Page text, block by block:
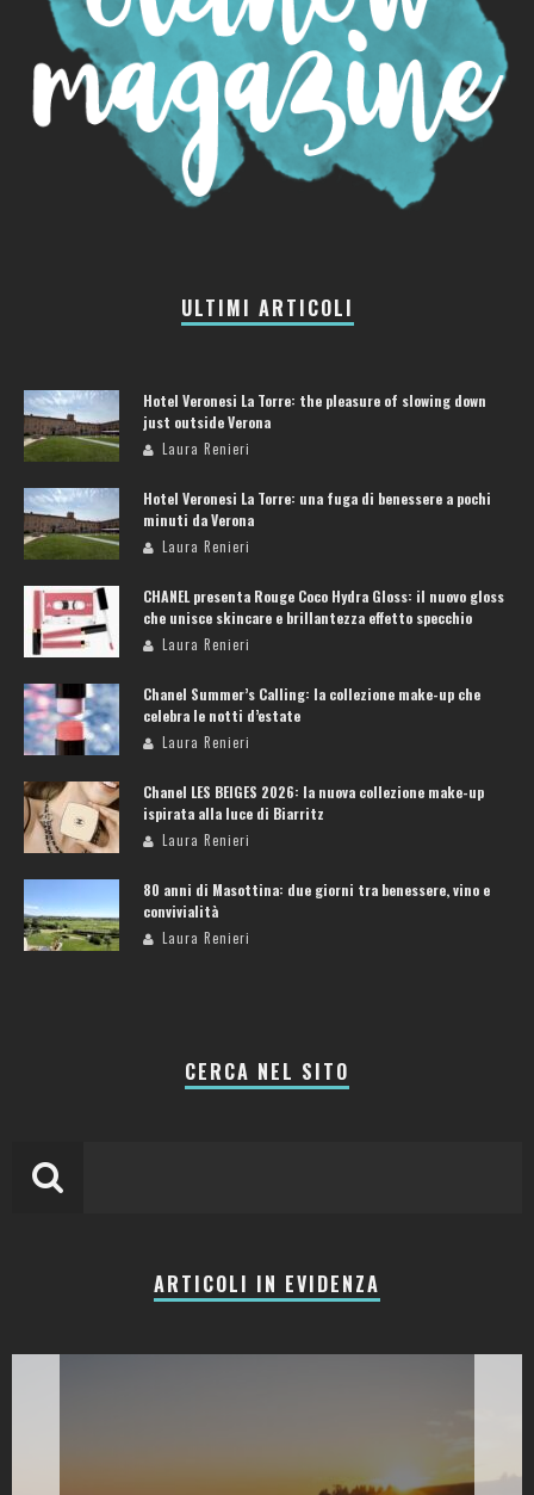
ULTIMI ARTICOLI
Hotel Veronesi La Torre: the pleasure of slowing down
just outside Verona
Laura Renieri
Hotel Veronesi La Torre: una fuga di benessere a pochi
minuti da Verona
Laura Renieri
CHANEL presenta Rouge Coco Hydra Gloss: il nuovo gloss
che unisce skincare e brillantezza effetto specchio
Laura Renieri
Chanel Summer’s Calling: la collezione make-up che
celebra le notti d’estate
Laura Renieri
Chanel LES BEIGES 2026: la nuova collezione make-up
ispirata alla luce di Biarritz
Laura Renieri
80 anni di Masottina: due giorni tra benessere, vino e
convivialità
Laura Renieri
CERCA NEL SITO
ARTICOLI IN EVIDENZA